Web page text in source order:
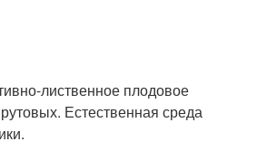
лиственное плодовое
Естественная среда